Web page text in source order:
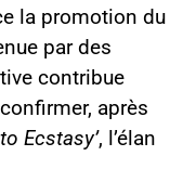
la promotion du
par des
contribue
après
Ecstasy’, l’élan